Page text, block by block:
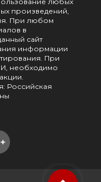
произведений,
При любом
в
сайт
информации
При
необходимо
Российская